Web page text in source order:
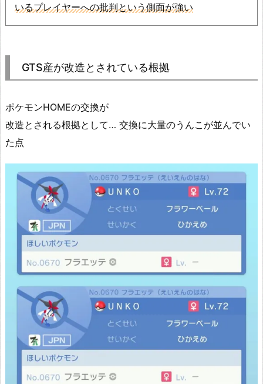
いるプレイヤーへの批判という側面が強い
GTS産が改造とされている根拠
ポケモンHOMEの交換が
改造とされる根拠として… 交換に大量のうんこが並んでい
た点